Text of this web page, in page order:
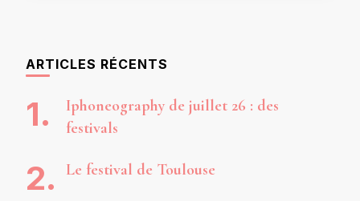
ARTICLES RÉCENTS
Iphoneography de juillet 26 : des
festivals
Le festival de Toulouse